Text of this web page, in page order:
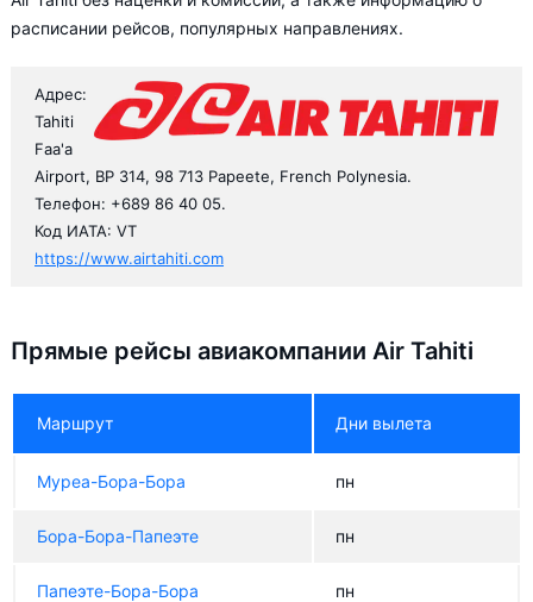
расписании рейсов, популярных направлениях.
Адрес:
Tahiti
Faa'a
Airport, BP 314, 98 713 Papeete, French Polynesia.
Телефон: +689 86 40 05.
Код ИАТА: VT
https://www.airtahiti.com
Прямые рейсы авиакомпании Air Tahiti
Маршрут Дни вылета
Муреа-Бора-Бора пн
Бора-Бора-Папеэте пн
Папеэте-Бора-Бора пн